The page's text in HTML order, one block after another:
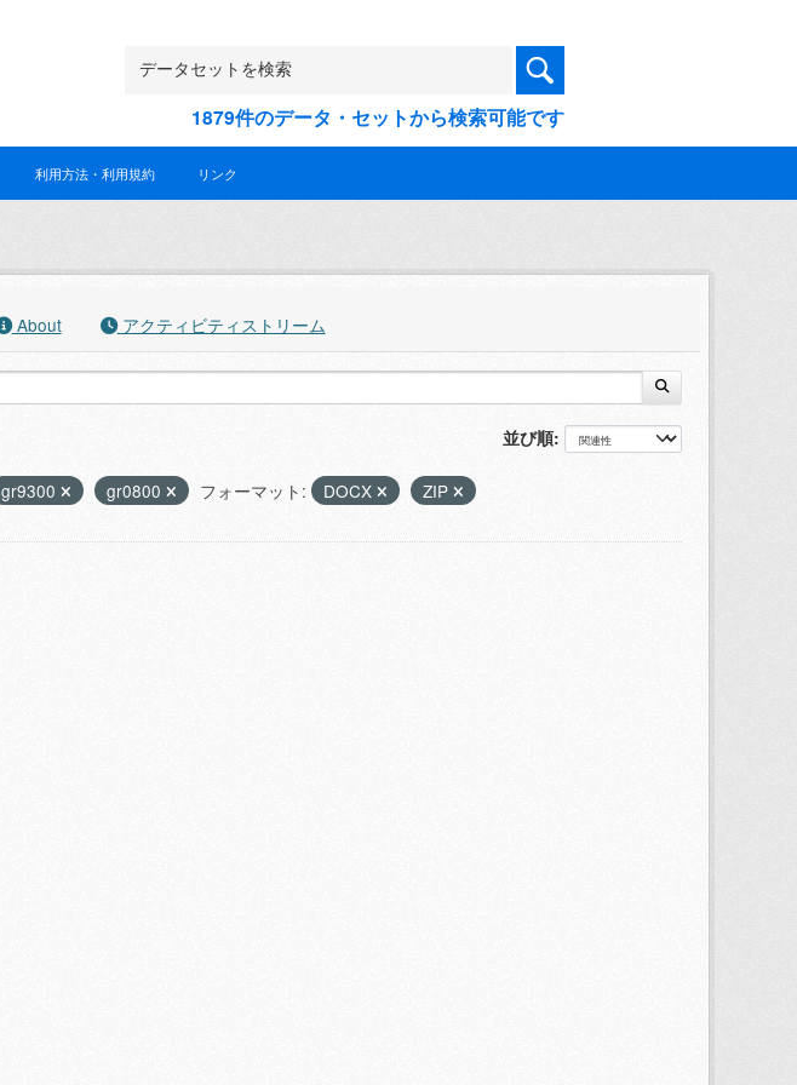
1879件のデータ・セットから検索可能です
利用方法・利用規約 リンク
About アクティビティストリーム
並び順
gr9300 gr0800 フォーマット: DOCX ZIP